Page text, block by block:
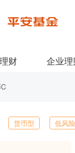
财 企业
货币型 低风险